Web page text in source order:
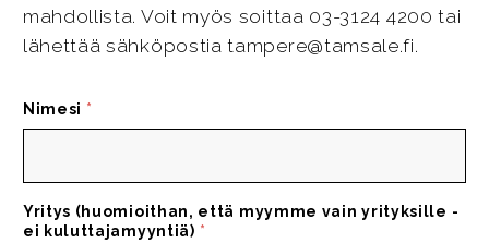
mahdollista. Voit myös soittaa 03-3124 4200 tai
lähettää sähköpostia tampere@tamsale.fi.
Nimesi *
Yritys (huomioithan, että myymme vain yrityksille -
ei kuluttajamyyntiä) *